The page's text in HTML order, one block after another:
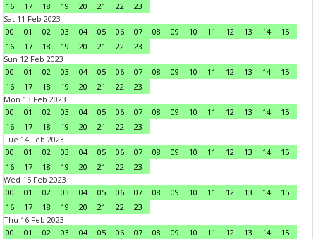
16
17 18 19 20 21 22
23
Sat 11 Feb 2023
00
01 02 03 04 05 06 07 08 09 10 11 12 13 14
15
16
17 18 19 20 21 22
23
Sun 12 Feb 2023
00
01 02 03 04 05 06 07 08 09 10 11 12 13 14
15
16
17 18 19 20 21 22
23
Mon 13 Feb 2023
00
01 02 03 04 05 06 07 08 09 10 11 12 13 14
15
16
17 18 19 20 21 22
23
Tue 14 Feb 2023
00
01 02 03 04 05 06 07 08 09 10 11 12 13 14
15
16
17 18 19 20 21 22
23
Wed 15 Feb 2023
00
01 02 03 04 05 06 07 08 09 10 11 12 13 14
15
16
17 18 19 20 21 22
23
Thu 16 Feb 2023
00
01 02 03 04 05 06 07 08 09 10 11 12 13 14
15